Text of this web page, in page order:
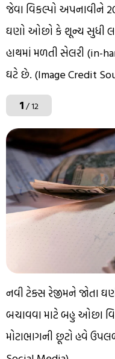
જેવા વિકલ્પો અપનાવીને
ઘણો ઓછો કે શૂન્ય સુધી
હાથમાં મળતી સેલરી (in-
ઘટે છે. (Image Credit
1/ 12
નવી ટેક્સ રેજીમને જોતા
બચાવવા માટે બહુ ઓછા
મોટાભાગની છૂટો હવે